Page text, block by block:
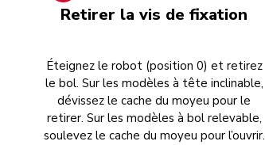
Retirer la vis de fixation
Éteignez le robot (position 0) et retirez
le bol. Sur les modèles à tête inclinable,
dévissez le cache du moyeu pour le
retirer. Sur les modèles à bol relevable,
soulevez le cache du moyeu pour l’ouvrir.